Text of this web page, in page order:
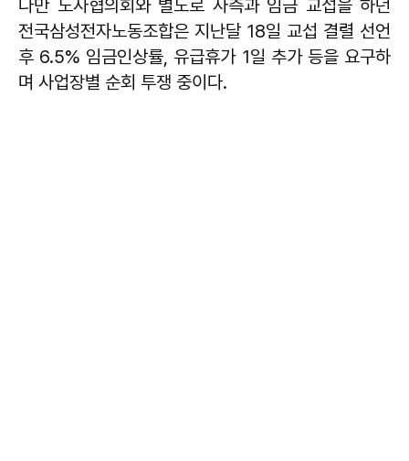
다만 노사협의회와 별도로 사측과 임금 교섭을 하던
전국삼성전자노동조합은 지난달 18일 교섭 결렬 선언
후 6.5% 임금인상률, 유급휴가 1일 추가 등을 요구하
며 사업장별 순회 투쟁 중이다.